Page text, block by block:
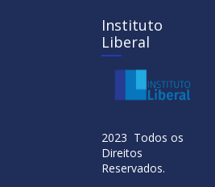
Instituto
Liberal
2023 Todos os
Direitos
Reservados.